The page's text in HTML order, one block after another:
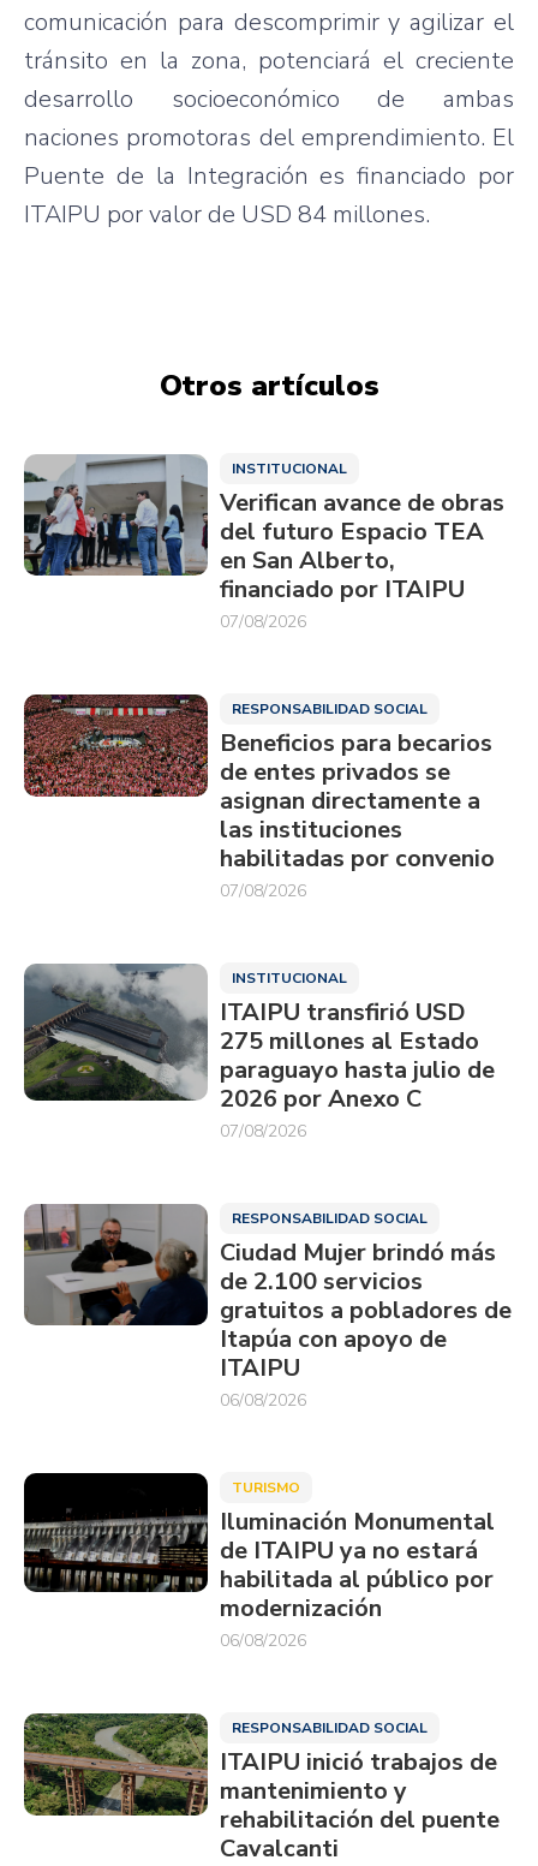
comunicación para descomprimir y agilizar el
tránsito en la zona, potenciará el creciente
desarrollo socioeconómico de ambas
naciones promotoras del emprendimiento. El
Puente de la Integración es financiado por
ITAIPU por valor de USD 84 millones.
Otros artículos
INSTITUCIONAL
Verifican avance de obras
del futuro Espacio TEA
en San Alberto,
financiado por ITAIPU
07/08/2026
RESPONSABILIDAD SOCIAL
Beneficios para becarios
de entes privados se
asignan directamente a
las instituciones
habilitadas por convenio
07/08/2026
INSTITUCIONAL
ITAIPU transfirió USD
275 millones al Estado
paraguayo hasta julio de
2026 por Anexo C
07/08/2026
RESPONSABILIDAD SOCIAL
Ciudad Mujer brindó más
de 2.100 servicios
gratuitos a pobladores de
Itapúa con apoyo de
ITAIPU
06/08/2026
TURISMO
Iluminación Monumental
de ITAIPU ya no estará
habilitada al público por
modernización
06/08/2026
RESPONSABILIDAD SOCIAL
ITAIPU inició trabajos de
mantenimiento y
rehabilitación del puente
Cavalcanti